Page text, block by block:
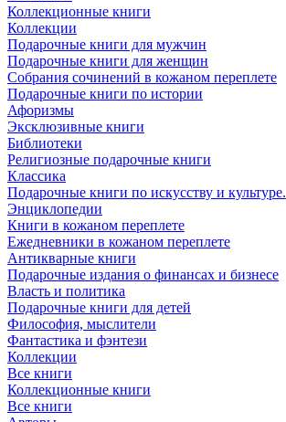
Коллекционные книги
Коллекции
Подарочные книги для мужчин
Подарочные книги для женщин
Собрания сочинений в кожаном переплете
Подарочные книги по истории
Афоризмы
Эксклюзивные книги
Библиотеки
Религиозные подарочные книги
Классика
Подарочные книги по искусству и культуре.
Энциклопедии
Книги в кожаном переплете
Ежедневники в кожаном переплете
Антикварные книги
Подарочные издания о финансах и бизнесе
Власть и политика
Подарочные книги для детей
Философия, мыслители
Фантастика и фэнтези
Коллекции
Все книги
Коллекционные книги
Все книги